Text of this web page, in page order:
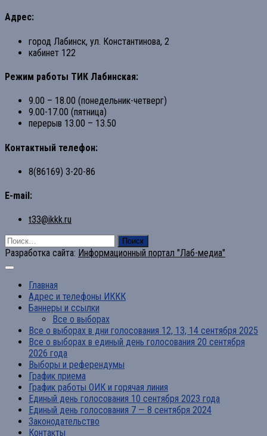
Адрес:
город Лабинск, ул. Константинова, 2
кабинет 122
Режим работы ТИК Лабинская:
9.00 – 18.00 (понедельник-четверг)
9.00-17.00 (пятница)
перерыв 13.00 – 13.50
Контактный телефон:
8(86169) 3-20-86
E-mail:
t33@ikkk.ru
Найти:
Разработка сайта: Информационный портал "Лаб-медиа"
Главная
Адрес и телефоны ИККК
Баннеры и ссылки
Все о выборах
Все о выборах в дни голосования 12, 13, 14 сентября 2025
Все о выборах в единый день голосования 20 сентября
2026 года
Выборы и референдумы
График приема
График работы ОИК и горячая линия
Единый день голосования 10 сентября 2023 года
Единый день голосования 7 — 8 сентября 2024
Законодательство
Контакты